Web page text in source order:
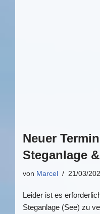
Neuer
Steganlage
von Marcel 21/03/
Leider ist es
Steganlage (See) zu